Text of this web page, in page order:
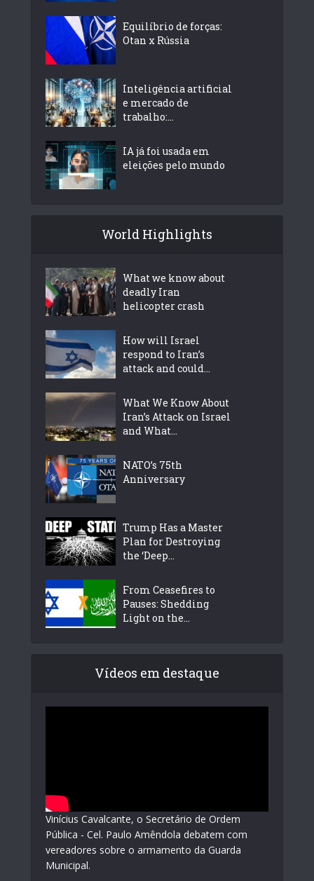
Equilíbrio de forças:
Otan x Rússia
Inteligência artificial
e mercado de
trabalho:...
IA já foi usada em
eleições pelo mundo
World Highlights
What we know about
deadly Iran
helicopter crash
How will Israel
respond to Iran’s
attack and could...
What We Know About
Iran’s Attack on Israel
and What...
NATO’s 75th
Anniversary
Trump Has a Master
Plan for Destroying
the ‘Deep...
From Ceasefires to
Pauses: Shedding
Light on the...
Vídeos em destaque
Vinícius Cavalcante, o Secretário de Ordem
Pública - Cel. Paulo Amêndola debatem com
vereadores sobre o armamento da Guarda
Municipal.